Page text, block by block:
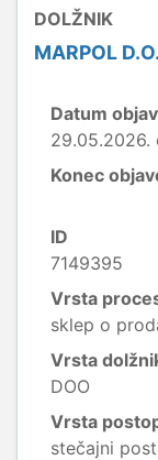
DOLŽNIK
MARPOL
Datum
29.05.2026.
Konec
ID
7149395
Vrsta
sklep o
Vrsta
DOO
Vrsta
stečajni